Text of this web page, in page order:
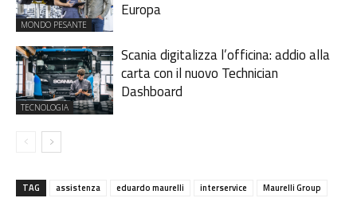
MONDO PESANTE
Europa
TECNOLOGIA
Scania digitalizza l’officina: addio alla
carta con il nuovo Technician
Dashboard
TAG assistenza eduardo maurelli interservice
Maurelli Group